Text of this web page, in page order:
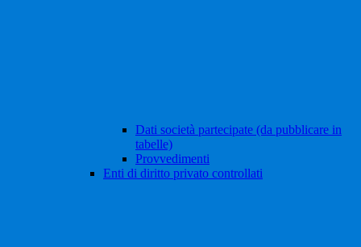
Dati società partecipate (da pubblicare in
tabelle)
Provvedimenti
Enti di diritto privato controllati